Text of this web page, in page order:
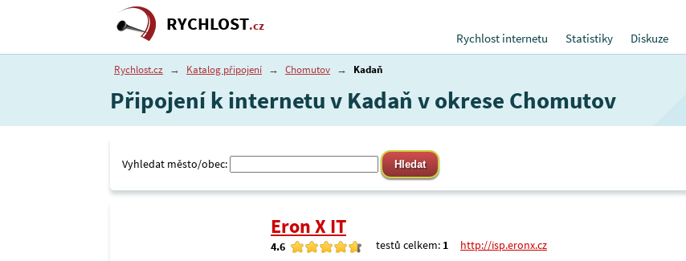
RYCHLOST.cz
Rychlost internetu
Statistiky Diskuze
Rychlost.cz → Katalog připojení → Chomutov → Kadaň
Připojení k internetu v Kadaň v okrese Chomutov
Vyhledat město/obec:
Eron X IT
4.6 testů celkem: 1
http://isp.eronx.cz